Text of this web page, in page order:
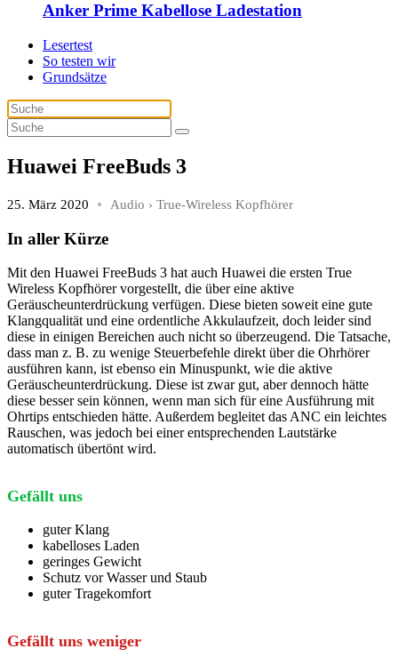
Anker Prime Kabellose Ladestation
Lesertest
So testen wir
Grundsätze
Huawei FreeBuds 3
25. März 2020 Audio › True-Wireless Kopfhörer
In aller Kürze
Mit den Huawei FreeBuds 3 hat auch Huawei die ersten True
Wireless Kopfhörer vorgestellt, die über eine aktive
Geräuscheunterdrückung verfügen. Diese bieten soweit eine gute
Klangqualität und eine ordentliche Akkulaufzeit, doch leider sind
diese in einigen Bereichen auch nicht so überzeugend. Die Tatsache,
dass man z. B. zu wenige Steuerbefehle direkt über die Ohrhörer
ausführen kann, ist ebenso ein Minuspunkt, wie die aktive
Geräuscheunterdrückung. Diese ist zwar gut, aber dennoch hätte
diese besser sein können, wenn man sich für eine Ausführung mit
Ohrtips entschieden hätte. Außerdem begleitet das ANC ein leichtes
Rauschen, was jedoch bei einer entsprechenden Lautstärke
automatisch übertönt wird.
Gefällt uns
guter Klang
kabelloses Laden
geringes Gewicht
Schutz vor Wasser und Staub
guter Tragekomfort
Gefällt uns weniger